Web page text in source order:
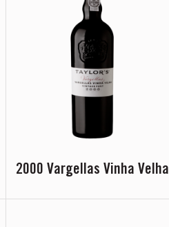
2000 Vargellas Vinha Velha